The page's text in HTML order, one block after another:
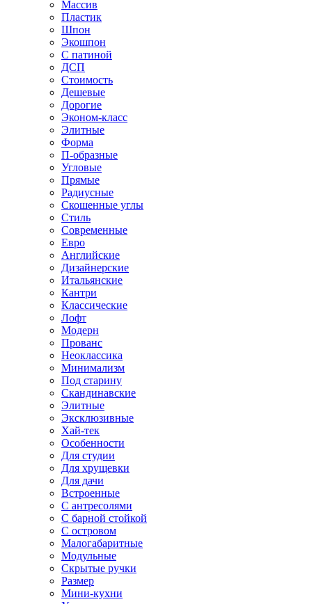
Массив
Пластик
Шпон
Экошпон
С патиной
ДСП
Стоимость
Дешевые
Дорогие
Эконом-класс
Элитные
Форма
П-образные
Угловые
Прямые
Радиусные
Скошенные углы
Стиль
Современные
Евро
Английские
Дизайнерские
Итальянские
Кантри
Классические
Лофт
Модерн
Прованс
Неоклассика
Минимализм
Под старину
Скандинавские
Элитные
Эксклюзивные
Хай-тек
Особенности
Для студии
Для хрущевки
Для дачи
Встроенные
С антресолями
С барной стойкой
С островом
Малогабаритные
Модульные
Скрытые ручки
Размер
Мини-кухни